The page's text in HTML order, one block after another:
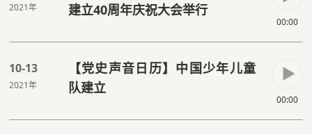
2021年
建立40周年庆祝大会举行
00:00
10-13
2021年
【党史声音日历】中国少年儿童
队建立
00:00